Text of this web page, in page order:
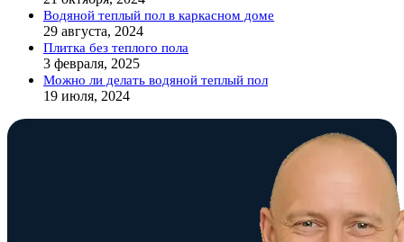
Водяной теплый пол в каркасном доме
29 августа, 2024
Плитка без теплого пола
3 февраля, 2025
Можно ли делать водяной теплый пол
19 июля, 2024